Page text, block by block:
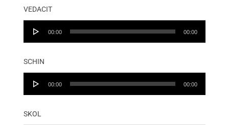
VEDACIT
Audio
00:00 00:00
SCHIN
Audio
00:00 00:00
SKOL